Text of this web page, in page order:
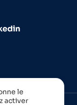
le
activer